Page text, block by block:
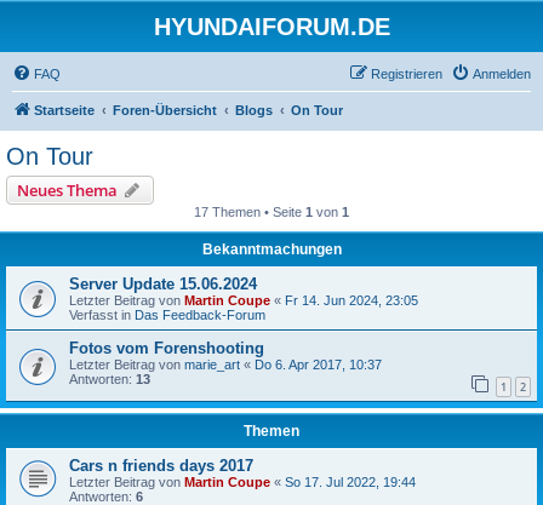
HYUNDAIFORUM.DE
FAQ Anmelden
Registrieren
Startseite Foren-Übersicht Blogs On Tour
On Tour
Neues Thema
17 Themen • Seite 1 von 1
Bekanntmachungen
Server Update 15.06.2024
Letzter Beitrag von Martin Coupe « Fr 14. Jun 2024, 23:05
Verfasst in Das Feedback-Forum
Fotos vom Forenshooting
Letzter Beitrag von marie_art « Do 6. Apr 2017, 10:37
Antworten: 13 1 2
Themen
Cars n friends days 2017
Letzter Beitrag von Martin Coupe « So 17. Jul 2022, 19:44
Antworten: 6